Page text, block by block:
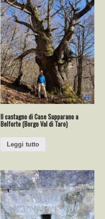
Il castagno di Case Supparano a
Belforte (Borgo Val di Taro)
Leggi tutto